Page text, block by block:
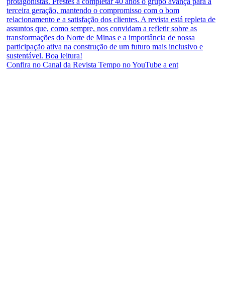
Confira no Canal da Revista Tempo no YouTube a ent